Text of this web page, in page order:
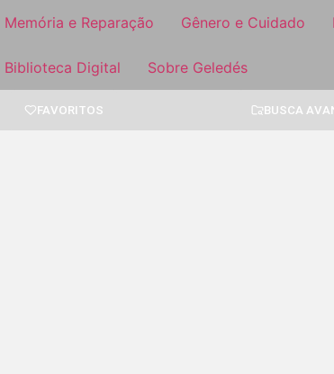
Memória e Reparação Gênero e Cuidado
Biblioteca Digital Sobre Geledés
FAVORITOS BUSCA